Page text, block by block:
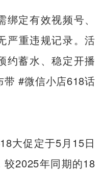
定有效视频号、
严重违规记录。活
约蓄水、稳定开播
带 #微信小店618话
大促定于5月15日
2025年同期的18